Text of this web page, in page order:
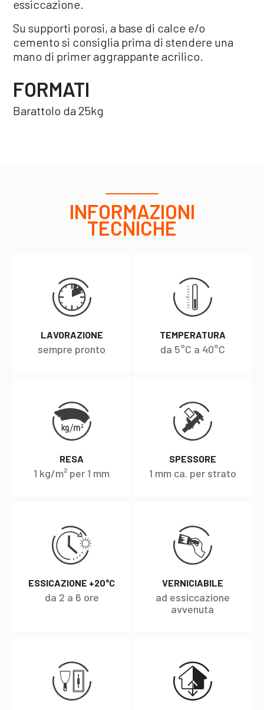
essiccazione.
Su supporti porosi, a base di calce e/o
cemento si consiglia prima di stendere una
mano di primer aggrappante acrilico.
FORMATI
Barattolo da 25kg
INFORMAZIONI
TECNICHE
LAVORAZIONE
sempre pronto
TEMPERATURA
da 5°C a 40°C
RESA
1 kg/m² per 1 mm
SPESSORE
1 mm ca. per strato
ESSICAZIONE +20°C
da 2 a 6 ore
VERNICIABILE
ad essiccazione
avvenuta